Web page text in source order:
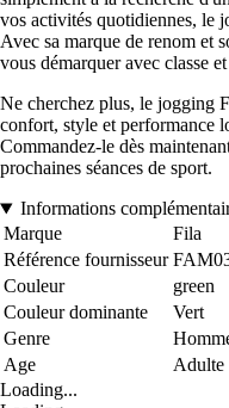
vos activités quotidiennes, le
Avec sa marque de renom et
vous démarquer avec classe
Ne cherchez plus, le jogging
confort, style et performance
Commandez-le dès
prochaines séances de sport.
Informations
Marque
Fila
Référence fournisseur
Couleur
green
Couleur dominante
Vert
Genre
Age
Adulte
Loading...